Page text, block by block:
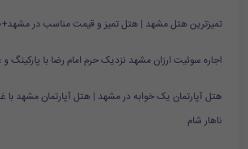
تمیزترین هتل مشهد | هتل تمیز و قیمت مناسب در مشهد+50% تخفیف
اجاره سوئیت ارزان مشهد نزدیک حرم امام رضا با پارکینگ و غذا + تا
هتل آپارتمان یک خوابه در مشهد | هتل آپارتمان مشهد با
ناهار شام